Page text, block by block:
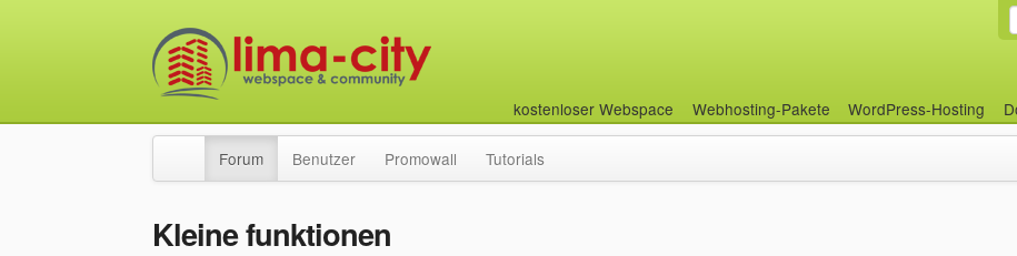
kostenloser Webspace Webhosting-Pakete WordPress-Hosting
Forum Benutzer Promowall Tutorials
Kleine funktionen